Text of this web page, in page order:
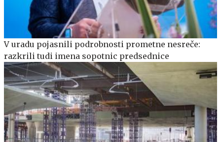
V uradu pojasnili podrobnosti prometne nesreče:
razkrili tudi imena sopotnic predsednice